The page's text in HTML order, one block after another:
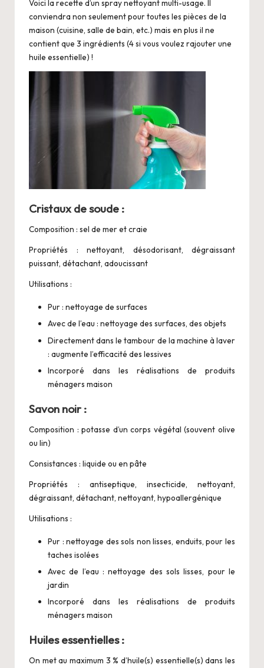
o
Voici la recette d’un spray nettoyant multi-usage. Il
conviendra non seulement pour toutes les pièces de la
maison (cuisine, salle de bain, etc.) mais en plus il ne
contient que 3 ingrédients (4 si vous voulez rajouter une
huile essentielle) !
Cristaux de soude :
Composition : sel de mer et craie
Propriétés : nettoyant, désodorisant, dégraissant
puissant, détachant, adoucissant
Utilisations :
Pur : nettoyage de surfaces
Avec de l’eau : nettoyage des surfaces, des objets
Directement dans le tambour de la machine à laver
: augmente l’efficacité des lessives
Incorporé dans les réalisations de produits
ménagers maison
Savon noir :
Composition : potasse d’un corps végétal (souvent olive
ou lin)
Consistances : liquide ou en pâte
Propriétés : antiseptique, insecticide, nettoyant,
dégraissant, détachant, nettoyant, hypoallergénique
Utilisations :
Pur : nettoyage des sols non lisses, enduits, pour les
taches isolées
Avec de l’eau : nettoyage des sols lisses, pour le
jardin
Incorporé dans les réalisations de produits
ménagers maison
Huiles essentielles :
On met au maximum 3 % d’huile(s) essentielle(s) dans les